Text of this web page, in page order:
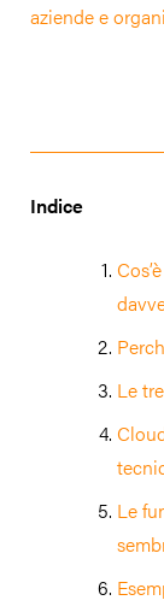
aziende e
Indice
Le
Le